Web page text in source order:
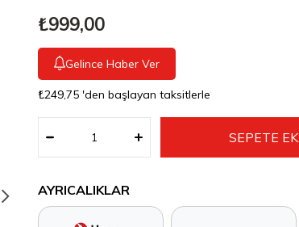
₺999,00
Gelince Haber Ver
₺249,75 'den başlayan taksitlerle
AYRICALIKLAR